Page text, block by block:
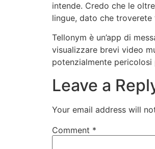
intende. Credo che le
lingue, dato che
Tellonym è un’app di
visualizzare brevi video
potenzialmente pericolosi
Leave a
Your email address will
Comment *